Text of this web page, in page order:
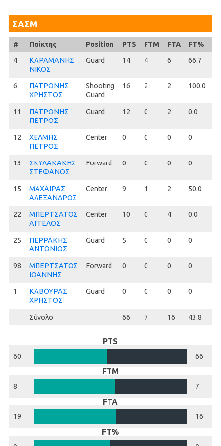
ΣΑΣΜ
#
4
6
11
12
13
15
22
25
98
1
# Παίκτης Position PTS FTM FTA FT%
4
ΚΑΡΑΜΑΝΗΣ
ΝΙΚΟΣ
Guard 14 4 6 66.7
6
ΠΑΤΡΩΝΗΣ
ΧΡΗΣΤΟΣ
Shooting
Guard
16 2 2 100.0
11
ΠΑΤΡΩΝΗΣ
ΠΕΤΡΟΣ
Guard 12 0 2 0.0
12
ΧΕΛΜΗΣ
ΠΕΤΡΟΣ
Center 0 0 0 0
13
ΣΚΥΛΑΚΑΚΗΣ
ΣΤΕΦΑΝΟΣ
Forward 0 0 0 0
15
ΜΑΧΑΙΡΑΣ
ΑΛΕΞΑΝΔΡΟΣ
Center 9 1 2 50.0
22
ΜΠΕΡΤΣΑΤΟΣ
ΑΓΓΕΛΟΣ
Center 10 0 4 0.0
25
ΠΕΡΡΑΚΗΣ
ΑΝΤΩΝΙΟΣ
Guard 5 0 0 0
98
ΜΠΕΡΤΣΑΤΟΣ
ΙΩΑΝΝΗΣ
Forward 0 0 0 0
1
ΚΑΒΟΥΡΑΣ
ΧΡΗΣΤΟΣ
Guard 0 0 0 0
Σύνολο 66 7 16 43.8
PTS
60 66
FTM
8 7
FTA
19 16
FT%